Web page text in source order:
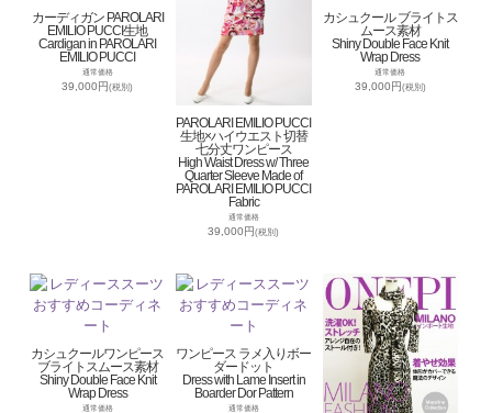
カーディガン PAROLARI
EMILIO PUCCI生地
Cardigan in PAROLARI
EMILIO PUCCI
通常価格
39,000円(税別)
PAROLARI EMILIO PUCCI
生地×ハイウエスト切替
七分丈ワンピース
High Waist Dress w/ Three
Quarter Sleeve Made of
PAROLARI EMILIO PUCCI
Fabric
通常価格
39,000円(税別)
カシュクール ブライトス
ムース素材
Shiny Double Face Knit
Wrap Dress
通常価格
39,000円(税別)
カシュクールワンピース
ブライトスムース素材
Shiny Double Face Knit
Wrap Dress
通常価格
ワンピース ラメ入りボー
ダードット
Dress with Lame Insert in
Boarder Dor Pattern
通常価格